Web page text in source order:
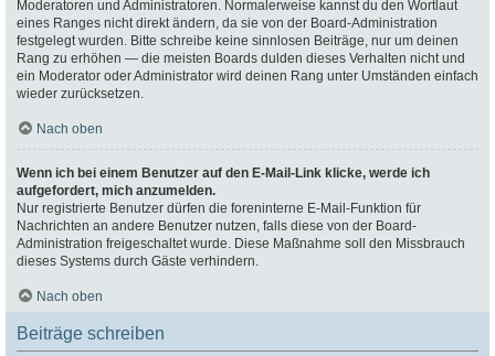
Moderatoren und Administratoren. Normalerweise kannst du den Wortlaut
eines Ranges nicht direkt ändern, da sie von der Board-Administration
festgelegt wurden. Bitte schreibe keine sinnlosen Beiträge, nur um deinen
Rang zu erhöhen — die meisten Boards dulden dieses Verhalten nicht und
ein Moderator oder Administrator wird deinen Rang unter Umständen einfach
wieder zurücksetzen.
Nach oben
Wenn ich bei einem Benutzer auf den E-Mail-Link klicke, werde ich
aufgefordert, mich anzumelden.
Nur registrierte Benutzer dürfen die foreninterne E-Mail-Funktion für
Nachrichten an andere Benutzer nutzen, falls diese von der Board-
Administration freigeschaltet wurde. Diese Maßnahme soll den Missbrauch
dieses Systems durch Gäste verhindern.
Nach oben
Beiträge schreiben